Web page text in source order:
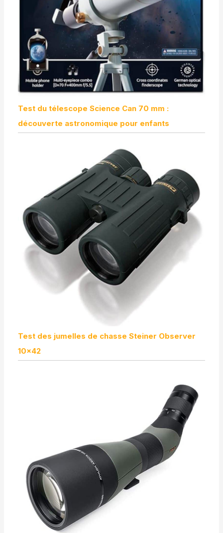
Test du télescope Science Can 70 mm :
découverte astronomique pour enfants
Test des jumelles de chasse Steiner Observer
10×42